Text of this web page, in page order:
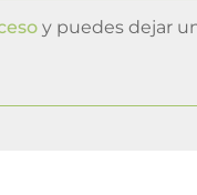
y puedes dejar